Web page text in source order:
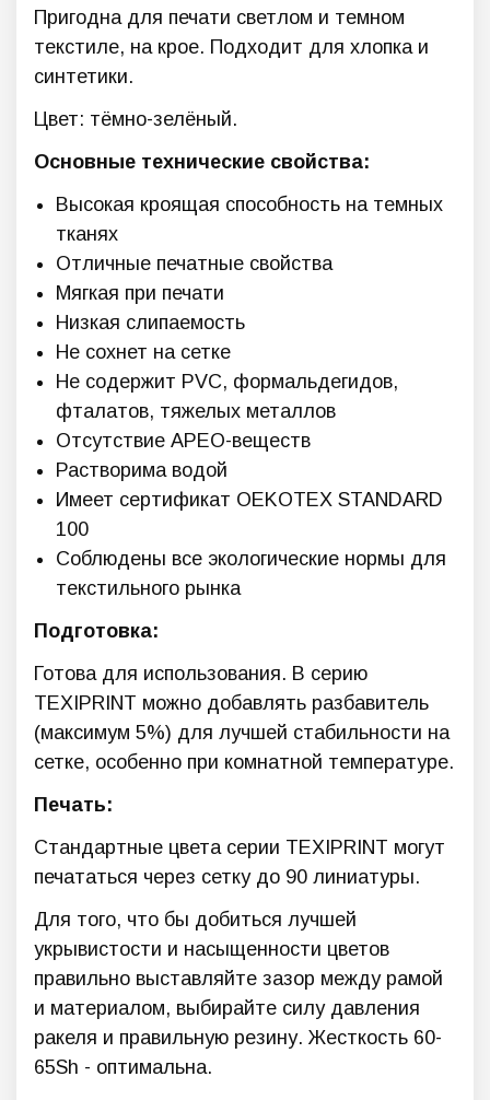
Пригодна для печати светлом и темном
текстиле, на крое. Подходит для хлопка и
синтетики.
Цвет: тёмно-зелёный.
Основные технические свойства:
Высокая кроящая способность на темных
тканях
Отличные печатные свойства
Мягкая при печати
Низкая слипаемость
Не сохнет на сетке
Не содержит PVC, формальдегидов,
фталатов, тяжелых металлов
Отсутствие APEO-веществ
Растворима водой
Имеет сертификат OEKOTEX STANDARD
100
Соблюдены все экологические нормы для
текстильного рынка
Подготовка:
Готова для использования. В серию
TEXIPRINT можно добавлять разбавитель
(максимум 5%) для лучшей стабильности на
сетке, особенно при комнатной температуре.
Печать:
Стандартные цвета серии TEXIPRINT могут
печататься через сетку до 90 линиатуры.
Для того, что бы добиться лучшей
укрывистости и насыщенности цветов
правильно выставляйте зазор между рамой
и материалом, выбирайте силу давления
ракеля и правильную резину. Жесткость 60-
65Sh - оптимальна.